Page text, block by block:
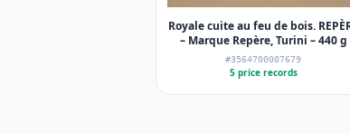
Royale cuite au feu de bois. REPÈRE
– Marque Repère, Turini – 440 g
#3564700007679
5 price records